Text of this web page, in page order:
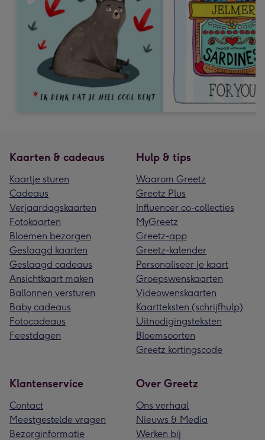
Kaarten & cadeaus
Kaartje sturen
Cadeaus
Verjaardagskaarten
Fotokaarten
Bloemen bezorgen
Geslaagd kaarten
Geslaagd cadeaus
Ansichtkaart maken
Ballonnen versturen
Baby cadeaus
Fotocadeaus
Feestdagen
Hulp & tips
Waarom Greetz
Greetz Plus
Influencer co-collecties
MyGreetz
Greetz-app
Greetz-kalender
Personaliseer je kaart
Groepswenskaarten
Videowenskaarten
Kaartteksten (schrijfhulp)
Uitnodigingsteksten
Bloemsoorten
Greetz kortingscode
Klantenservice
Contact
Meestgestelde vragen
Bezorginformatie
Over Greetz
Ons verhaal
Nieuws & Media
Werken bij